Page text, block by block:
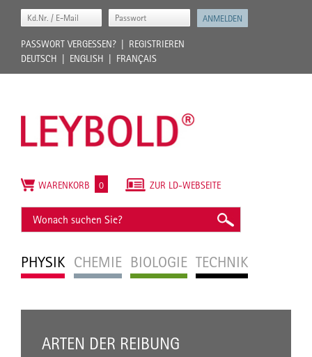
PASSWORT VERGESSEN?
REGISTRIEREN
DEUTSCH
ENGLISH FRANÇAIS
PHYSIK CHEMIE BIOLOGIE TECHNIK
ZUR LD-WEBSEITE
WARENKORB 0
ARTEN DER REIBUNG